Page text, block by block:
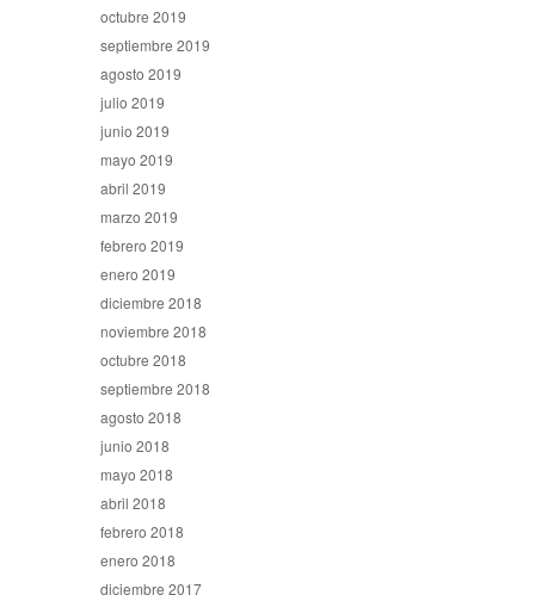
octubre 2019
septiembre 2019
agosto 2019
julio 2019
junio 2019
mayo 2019
abril 2019
marzo 2019
febrero 2019
enero 2019
diciembre 2018
noviembre 2018
octubre 2018
septiembre 2018
agosto 2018
junio 2018
mayo 2018
abril 2018
febrero 2018
enero 2018
diciembre 2017